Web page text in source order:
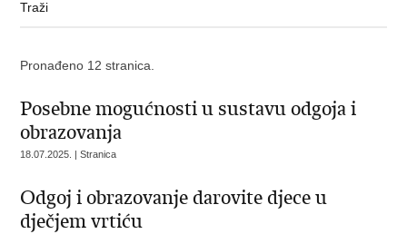
Pronađeno 12 stranica.
Posebne mogućnosti u sustavu odgoja i
obrazovanja
18.07.2025. | Stranica
Odgoj i obrazovanje darovite djece u
dječjem vrtiću